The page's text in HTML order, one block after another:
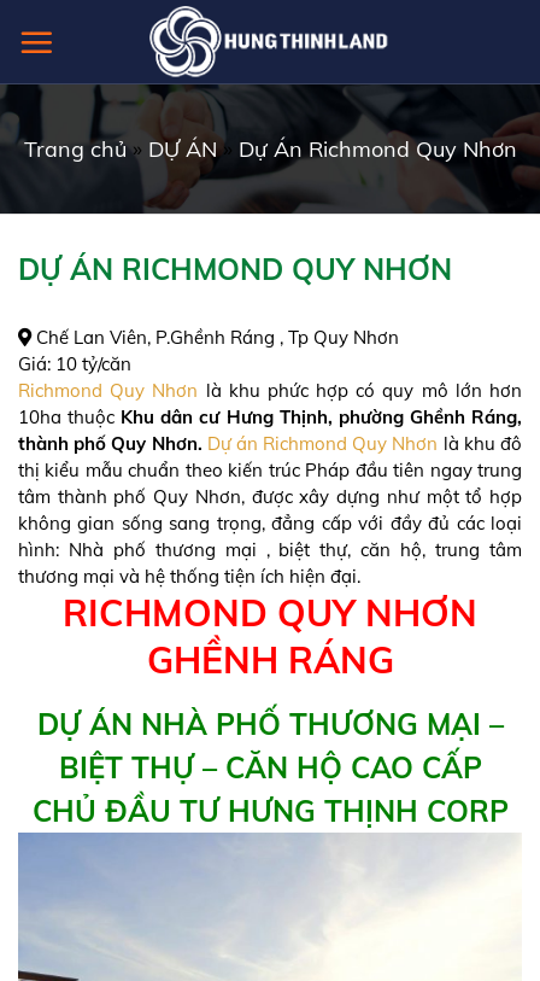
Trang chủ» DỰ ÁN» Dự Án Richmond Quy Nhơn
DỰ ÁN RICHMOND QUY NHƠN
Chế Lan Viên, P.Ghềnh Ráng , Tp Quy Nhơn
Giá: 10 tỷ/căn
Richmond Quy Nhơn là khu phức hợp có quy mô lớn hơn
10ha thuộc Khu dân cư Hưng Thịnh, phường Ghềnh Ráng,
thành phố Quy Nhơn. Dự án Richmond Quy Nhơn là khu đô
thị kiểu mẫu chuẩn theo kiến trúc Pháp đầu tiên ngay trung
tâm thành phố Quy Nhơn, được xây dựng như một tổ hợp
không gian sống sang trọng, đẳng cấp với đầy đủ các loại
hình: Nhà phố thương mại , biệt thự, căn hộ, trung tâm
thương mại và hệ thống tiện ích hiện đại.
RICHMOND QUY NHƠN
GHỀNH RÁNG
DỰ ÁN NHÀ PHỐ THƯƠNG MẠI –
BIỆT THỰ – CĂN HỘ CAO CẤP
CHỦ ĐẦU TƯ HƯNG THỊNH CORP